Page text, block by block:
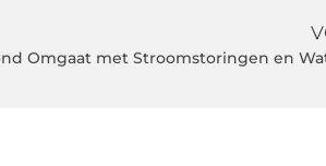
Omgaat met Stroomstoringen en